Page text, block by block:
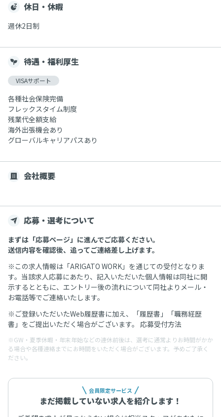
休日・休暇
週休2日制
待遇・福利厚生
VISAサポート
各種社会保険完備
フレックスタイム制度
残業代全額支給
海外出張機会あり
グローバルキャリアパスあり
会社概要
応募・選考について
まずは「応募ページ」に進んでご応募ください。
送信内容を確認後、追ってご連絡差し上げます。
※この求人情報は「ARIGATO WORK」を通じての受付となりま
す。当該求人応募にあたり、記入いただいた個人情報は同社に開
示するとともに、エントリー後の流れについて同社よりメール・
お電話等でご連絡いたします。
※ご登録いただいたWeb履歴書に加え、「履歴書」「職務経歴
書」をご提出いただく場合がございます。 応募受付方法
※GW・夏季休暇・年末年始などの連休前後は、選考に通常よりお時間がかか
る場合や各種連絡までにお時間をいただく場合がございます。予めご了承く
ださい。
会員限定サービス
まだ掲載していない求人を紹介します！